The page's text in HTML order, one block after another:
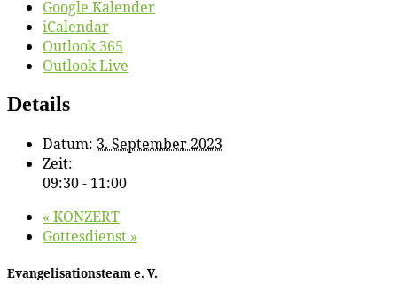
Google Kalender
iCalendar
Outlook 365
Outlook Live
Details
Datum: 3. September 2023
Zeit:
09:30 - 11:00
« KONZERT
Got­tes­dienst »
Evan­ge­li­sa­ti­ons­team e. V.